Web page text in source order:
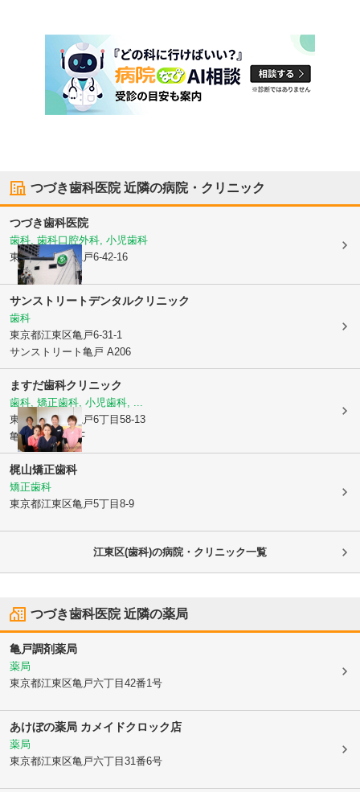
つづき歯科医院近隣の病院・クリニック
つづき歯科医院
歯科, 歯科口腔外科, 小児歯科
東京都江東区亀戸6-42-16
サンストリートデンタルクリニック
歯科
東京都江東区亀戸6-31-1
サンストリート亀戸 A206
ますだ歯科クリニック
歯科, 矯正歯科, 小児歯科, ...
東京都江東区亀戸6丁目58-13
亀戸S&Sビル3F
梶山矯正歯科
矯正歯科
東京都江東区亀戸5丁目8-9
江東区(歯科)の病院・クリニック一覧
つづき歯科医院近隣の薬局
亀戸調剤薬局
薬局
東京都江東区亀戸六丁目42番1号
あけぼの薬局 カメイドクロック店
薬局
東京都江東区亀戸六丁目31番6号